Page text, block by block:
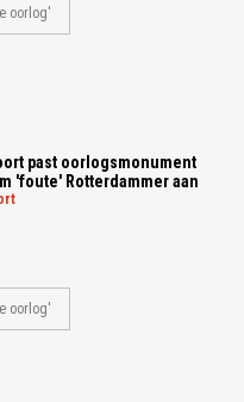
oorlog'
past oorlogsmonument
'foute' Rotterdammer aan
oorlog'